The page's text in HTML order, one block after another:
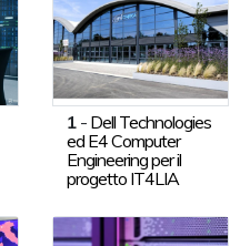
1- Dell Technologies
ed E4 Computer
Engineering per il
progetto IT4LIA